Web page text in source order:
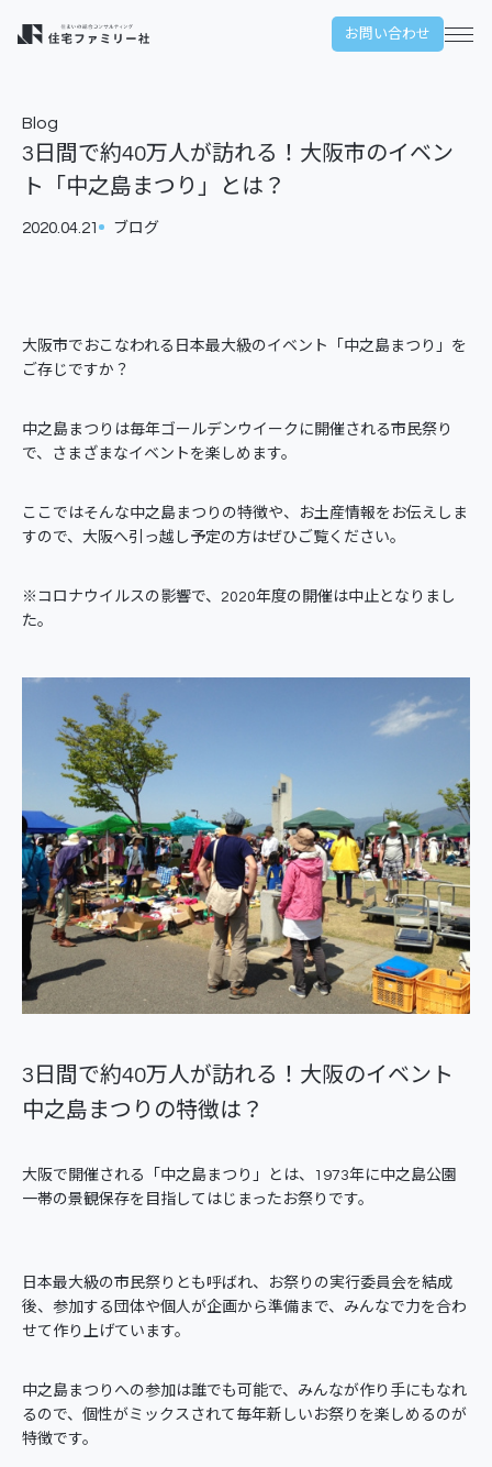
本文までスキップする
お問い合わせ
メ
3日間で約40万人が訪れる！大阪市のイベン
ト「中之島まつり」とは？
Blog
2020.04.21 ブログ
大阪市でおこなわれる日本最大級のイベント「中之島まつり」を
ご存じですか？
中之島まつりは毎年ゴールデンウイークに開催される市民祭り
で、さまざまなイベントを楽しめます。
ここではそんな中之島まつりの特徴や、お土産情報をお伝えしま
すので、大阪へ引っ越し予定の方はぜひご覧ください。
※コロナウイルスの影響で、2020年度の開催は中止となりまし
た。
3日間で約40万人が訪れる！大阪のイベント
中之島まつりの特徴は？
大阪で開催される「中之島まつり」とは、1973年に中之島公園
一帯の景観保存を目指してはじまったお祭りです。
日本最大級の市民祭りとも呼ばれ、お祭りの実行委員会を結成
後、参加する団体や個人が企画から準備まで、みんなで力を合わ
せて作り上げています。
中之島まつりへの参加は誰でも可能で、みんなが作り手にもなれ
るので、個性がミックスされて毎年新しいお祭りを楽しめるのが
特徴です。